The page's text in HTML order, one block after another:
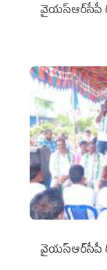
వైయ‌స్ఆర్‌సీపీ
వైయ‌స్ఆర్‌సీపీ